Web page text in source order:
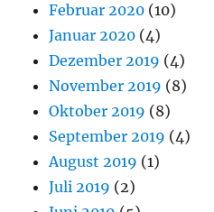
Februar 2020 (10)
Januar 2020 (4)
Dezember 2019 (4)
November 2019 (8)
Oktober 2019 (8)
September 2019 (4)
August 2019 (1)
Juli 2019 (2)